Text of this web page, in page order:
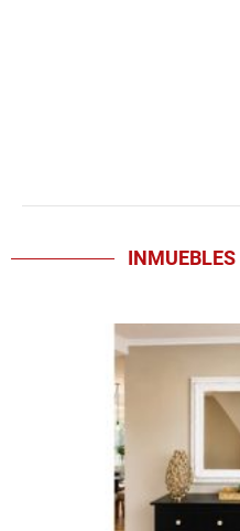
INMUEBLES